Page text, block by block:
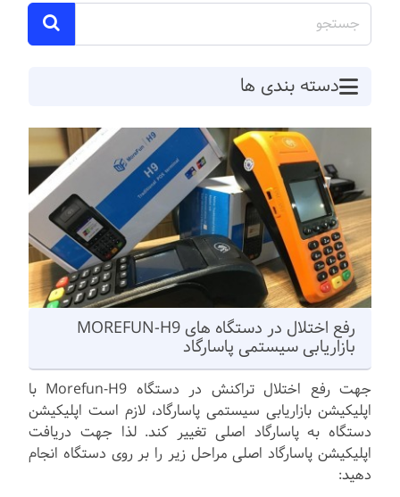
دسته بندی ها
رفع اختلال در دستگاه های MOREFUN-H9
بازاریابی سیستمی پاسارگاد
جهت رفع اختلال تراکنش در دستگاه Morefun-H9 با
اپلیکیشن بازاریابی سیستمی پاسارگاد، لازم است اپلیکیشن
دستگاه به پاسارگاد اصلی تغییر کند. لذا جهت دریافت
اپلیکیشن پاسارگاد اصلی مراحل زیر را بر روی دستگاه انجام
دهید: